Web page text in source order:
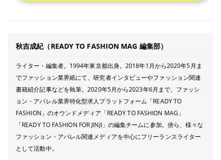
秋吉成紀（READY TO FASHION MAG 編集部）
ライター・編集者。1994年東京都出身。2018年1月から2020年5月ま
でファッション業界紙にて、研究者インタビューやファッション関連
書籍紹介記事などを執筆。2020年5月から2023年6月まで、ファッシ
ョン・アパレル業界特化型求人プラットフォーム「READY TO
FASHION」のオウンドメディア「READY TO FASHION MAG」
「READY TO FASHION FOR JINJI」の編集チームに参加。傍ら、様々な
ファッション・アパレル関連メディアを中心にフリーランスライター
として活動中。